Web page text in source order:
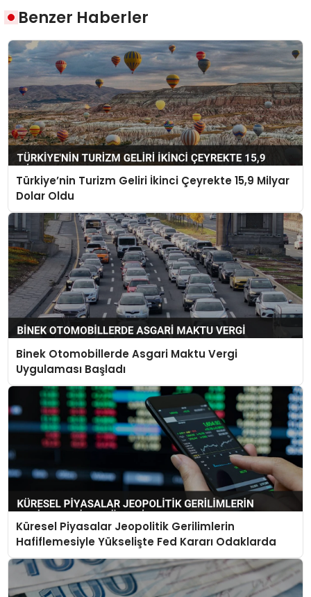
Benzer Haberler
Türkiye’nin Turizm Geliri İkinci Çeyrekte 15,9 Milyar
Dolar Oldu
Binek Otomobillerde Asgari Maktu Vergi
Uygulaması Başladı
Küresel Piyasalar Jeopolitik Gerilimlerin
Hafiflemesiyle Yükselişte Fed Kararı Odaklarda